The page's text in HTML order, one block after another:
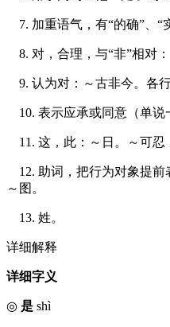
7. 加重语气，有“的确”、“
8. 对，合理，与“非”相对
9. 认为对：～古非今。各
10. 表示应承或同意（单说
11. 这，此：～日。～可忍
12. 助词，把行为对象提前
～图。
13. 姓。
详细解释
详细字义
◎ 是 shì